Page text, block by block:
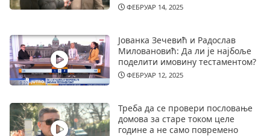
ФЕБРУАР 14, 2025
Јованка Зечевић и Радослав
Миловановић: Да ли је најбоље
поделити имовину тестаментом?
ФЕБРУАР 12, 2025
Треба да се провери пословање
домова за старе током целе
године а не само повремено